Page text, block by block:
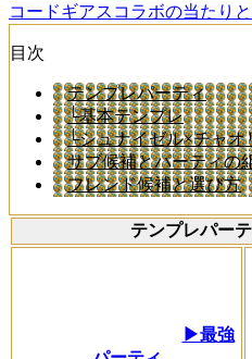
コードギアスコラボの当たり
目次
テンプレパーティ
└基本テンプレ
└シュナイゼル×チャオ
サブ候補とパーティの
フレンド候補と選び方
テンプレパー
▶最強